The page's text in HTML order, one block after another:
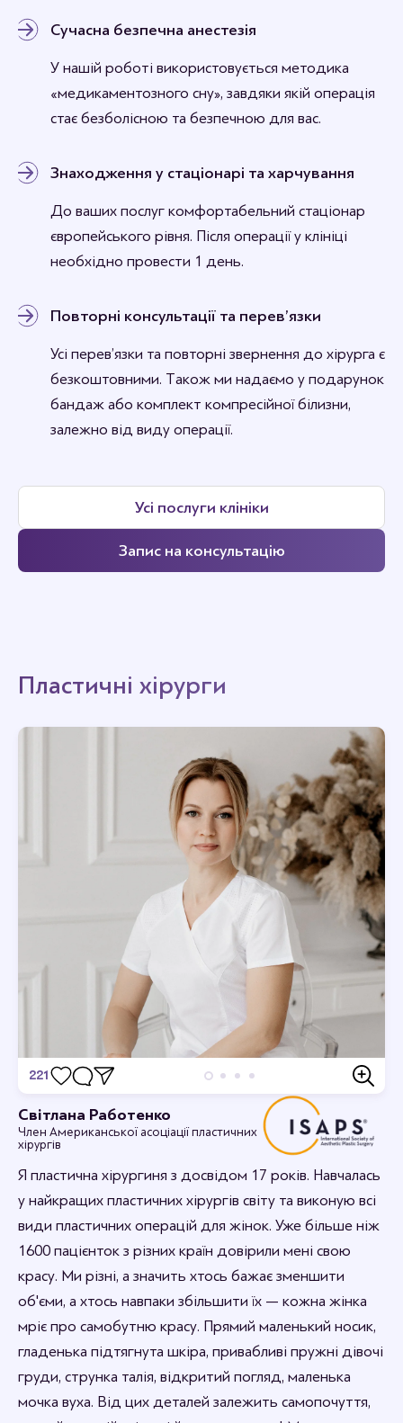
Сучасна безпечна анестезія
У нашій роботі використовується методика
«медикаментозного сну», завдяки якій операція
стає безболісною та безпечною для вас.
Знаходження у стаціонарі та харчування
До ваших послуг комфортабельний стаціонар
європейського рівня. Після операції у клініці
необхідно провести 1 день.
Повторні консультації та перев’язки
Усі перев’язки та повторні звернення до хірурга є
безкоштовними. Також ми надаємо у подарунок
бандаж або комплект компресійної білизни,
залежно від виду операції.
Усі послуги клініки
Запис на консультацію
Пластичні хірурги
Світлана Работенко
Член Американської асоціації пластичних
хірургів
Я пластична хірургиня з досвідом 17 років. Навчалась
у найкращих пластичних хірургів світу та виконую всі
види пластичних операцій для жінок. Уже більше ніж
1600 пацієнток з різних країн довірили мені свою
красу. Ми різні, а значить хтось бажає зменшити
об'єми, а хтось навпаки збільшити їх — кожна жінка
мріє про самобутню красу. Прямий маленький носик,
гладенька підтягнута шкіра, привабливі пружні дівочі
груди, струнка талія, відкритий погляд, маленька
мочка вуха. Від цих деталей залежить самопочуття,
221
Дивовижно, я в захваті.
rabotenkosvitlana